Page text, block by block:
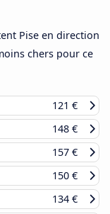
Pise en direction
chers pour ce
121 €
148 €
157 €
150 €
134 €